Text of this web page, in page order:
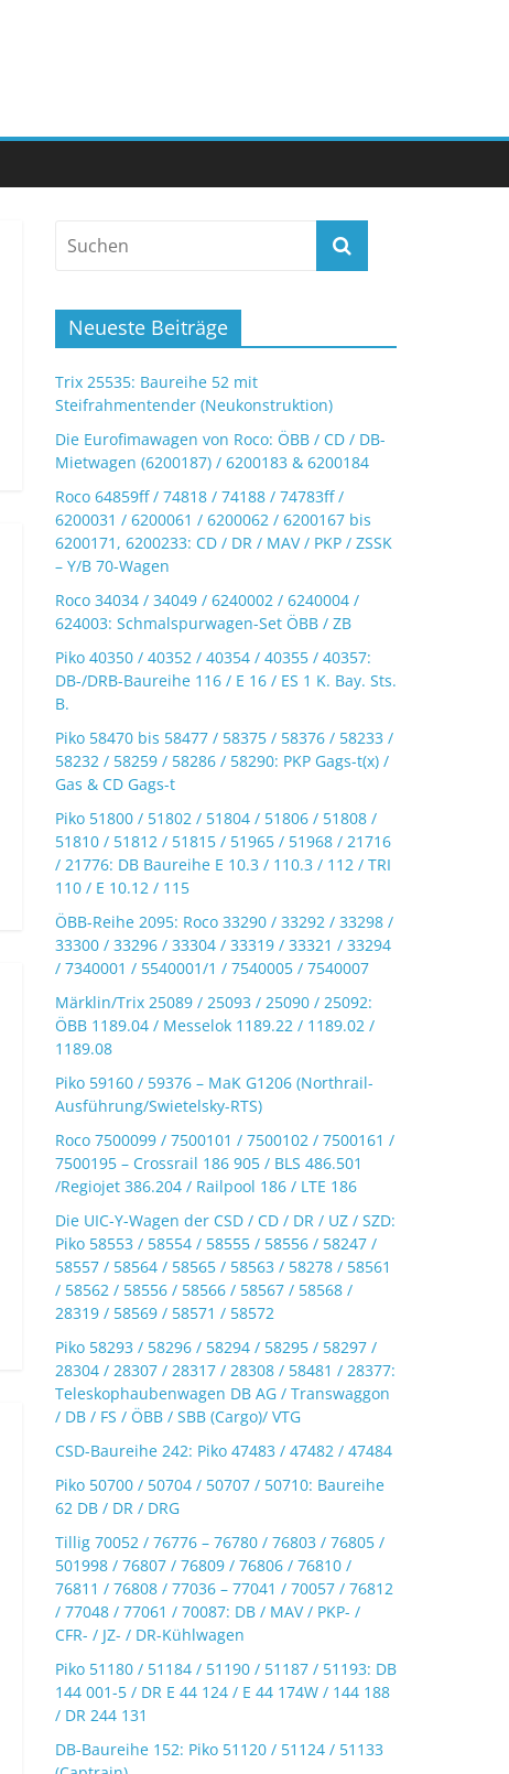
Neueste Beiträge
Trix 25535: Baureihe 52 mit
Steifrahmentender (Neukonstruktion)
Die Eurofimawagen von Roco: ÖBB / CD / DB-
Mietwagen (6200187) / 6200183 & 6200184
Roco 64859ff / 74818 / 74188 / 74783ff /
6200031 / 6200061 / 6200062 / 6200167 bis
6200171, 6200233: CD / DR / MAV / PKP / ZSSK
– Y/B 70-Wagen
Roco 34034 / 34049 / 6240002 / 6240004 /
624003: Schmalspurwagen-Set ÖBB / ZB
Piko 40350 / 40352 / 40354 / 40355 / 40357:
DB-/DRB-Baureihe 116 / E 16 / ES 1 K. Bay. Sts.
B.
Piko 58470 bis 58477 / 58375 / 58376 / 58233 /
58232 / 58259 / 58286 / 58290: PKP Gags-t(x) /
Gas & CD Gags-t
Piko 51800 / 51802 / 51804 / 51806 / 51808 /
51810 / 51812 / 51815 / 51965 / 51968 / 21716
/ 21776: DB Baureihe E 10.3 / 110.3 / 112 / TRI
110 / E 10.12 / 115
ÖBB-Reihe 2095: Roco 33290 / 33292 / 33298 /
33300 / 33296 / 33304 / 33319 / 33321 / 33294
/ 7340001 / 5540001/1 / 7540005 / 7540007
Märklin/Trix 25089 / 25093 / 25090 / 25092:
ÖBB 1189.04 / Messelok 1189.22 / 1189.02 /
1189.08
Piko 59160 / 59376 – MaK G1206 (Northrail-
Ausführung/Swietelsky-RTS)
Roco 7500099 / 7500101 / 7500102 / 7500161 /
7500195 – Crossrail 186 905 / BLS 486.501
/Regiojet 386.204 / Railpool 186 / LTE 186
Die UIC-Y-Wagen der CSD / CD / DR / UZ / SZD:
Piko 58553 / 58554 / 58555 / 58556 / 58247 /
58557 / 58564 / 58565 / 58563 / 58278 / 58561
/ 58562 / 58556 / 58566 / 58567 / 58568 /
28319 / 58569 / 58571 / 58572
Piko 58293 / 58296 / 58294 / 58295 / 58297 /
28304 / 28307 / 28317 / 28308 / 58481 / 28377:
Teleskophaubenwagen DB AG / Transwaggon
/ DB / FS / ÖBB / SBB (Cargo)/ VTG
CSD-Baureihe 242: Piko 47483 / 47482 / 47484
Piko 50700 / 50704 / 50707 / 50710: Baureihe
62 DB / DR / DRG
Tillig 70052 / 76776 – 76780 / 76803 / 76805 /
501998 / 76807 / 76809 / 76806 / 76810 /
76811 / 76808 / 77036 – 77041 / 70057 / 76812
/ 77048 / 77061 / 70087: DB / MAV / PKP- /
CFR- / JZ- / DR-Kühlwagen
Piko 51180 / 51184 / 51190 / 51187 / 51193: DB
144 001-5 / DR E 44 124 / E 44 174W / 144 188
/ DR 244 131
DB-Baureihe 152: Piko 51120 / 51124 / 51133